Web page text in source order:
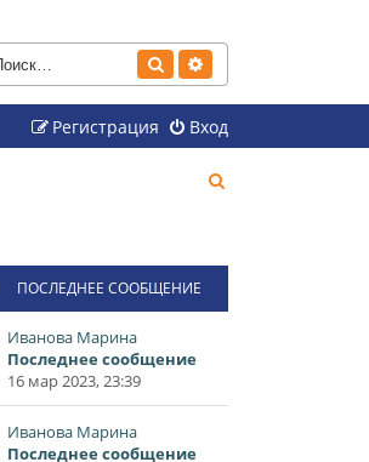
Поиск
Вход
Регистрация
с
ПОСЛЕДНЕЕ СООБЩЕНИЕ
Иванова Марина
Последнее сообщение
16 мар 2023, 23:39
Иванова Марина
Последнее сообщение